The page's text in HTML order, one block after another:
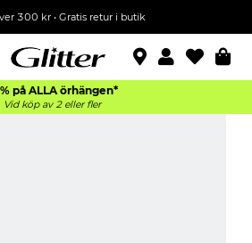
300 kr• Gratis retur i butik
på ALLAörhängen*
Vid köp av 2 eller fler